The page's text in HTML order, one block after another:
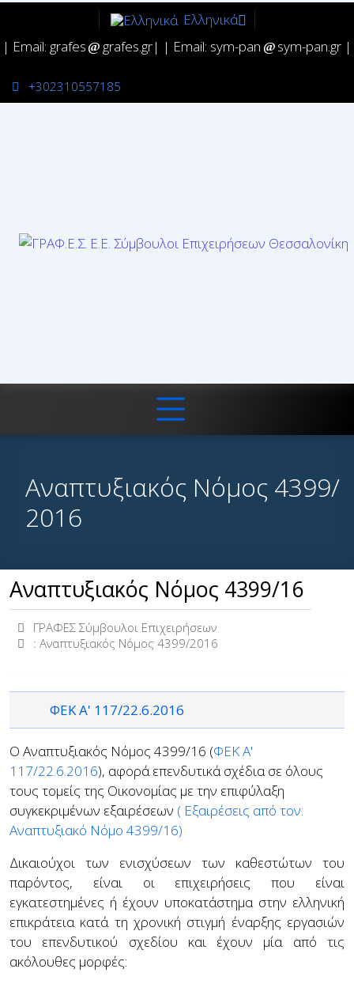
Ελληνικά
| Email: grafes
grafes.gr| | Email: sym-pan sym-pan.gr |
+302310557185
Αναπτυξιακός Νόμος 4399/
2016
Αναπτυξιακός Νόμος 4399/16
ΓΡΑΦΕΣ Σύμβουλοι Επιχειρήσεων
: Αναπτυξιακός Νόμος 4399/2016
ΦΕΚ Α' 117/22.6.2016
Ο Αναπτυξιακός Νόμος 4399/16 (ΦΕΚ Α'
117/22.6.2016), αφορά επενδυτικά σχέδια σε όλους
τους τομείς της Οικονομίας με την επιφύλαξη
συγκεκριμένων εξαιρέσεων ( Εξαιρέσεις από τον:
Αναπτυξιακό Νόμο 4399/16)
Δικαιούχοι των ενισχύσεων των καθεστώτων του
παρόντος, είναι οι επιχειρήσεις που είναι
εγκατεστημένες ή έχουν υποκατάστημα στην ελληνική
επικράτεια κατά τη χρονική στιγμή έναρξης εργασιών
του επενδυτικού σχεδίου και έχουν μία από τις
ακόλουθες μορφές: